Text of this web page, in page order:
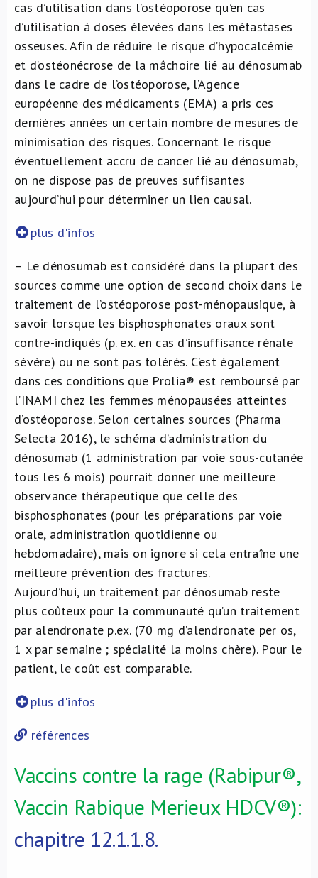
cas d’utilisation dans l’ostéoporose qu’en cas
d’utilisation à doses élevées dans les métastases
osseuses. Afin de réduire le risque d’hypocalcémie
et d’ostéonécrose de la mâchoire lié au dénosumab
dans le cadre de l’ostéoporose, l’Agence
européenne des médicaments (EMA) a pris ces
dernières années un certain nombre de mesures de
minimisation des risques. Concernant le risque
éventuellement accru de cancer lié au dénosumab,
on ne dispose pas de preuves suffisantes
aujourd’hui pour déterminer un lien causal.
plus d'infos
– Le dénosumab est considéré dans la plupart des
sources comme une option de second choix dans le
traitement de l’ostéoporose post-ménopausique, à
savoir lorsque les bisphosphonates oraux sont
contre-indiqués (p. ex. en cas d’insuffisance rénale
sévère) ou ne sont pas tolérés. C’est également
dans ces conditions que Prolia® est remboursé par
l’INAMI chez les femmes ménopausées atteintes
d’ostéoporose. Selon certaines sources (Pharma
Selecta2016), le schéma d’administration du
dénosumab (1 administration par voie sous-cutanée
tous les 6 mois) pourrait donner une meilleure
observance thérapeutique que celle des
bisphosphonates (pour les préparations par voie
orale, administration quotidienne ou
hebdomadaire), mais on ignore si cela entraîne une
meilleure prévention des fractures.
Aujourd’hui, un traitement par dénosumab reste
plus coûteux pour la communauté qu’un traitement
par alendronate p.ex. (70 mg d’alendronate per os,
1 x par semaine ; spécialité la moins chère). Pour le
patient, le coût est comparable.
plus d'infos
références
Vaccins contre la rage (Rabipur®,
Vaccin Rabique Merieux HDCV®):
chapitre 12.1.1.8.